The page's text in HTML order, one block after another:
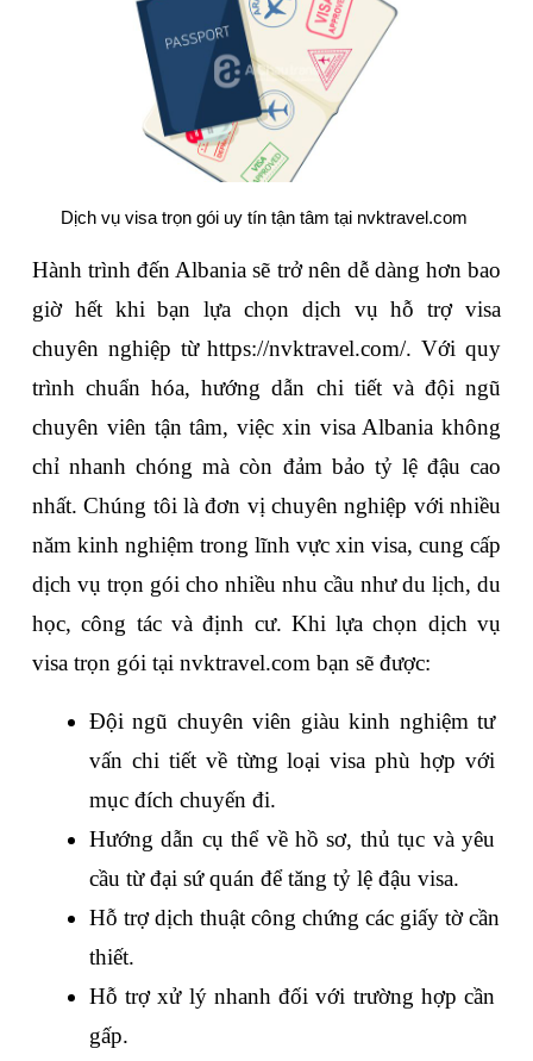
Dịch vụ visa trọn gói uy tín tận tâm tại nvktravel.com
Hành trình đến Albania sẽ trở nên dễ dàng hơn bao
giờ hết khi bạn lựa chọn dịch vụ hỗ trợ visa
chuyên nghiệp từ https://nvktravel.com/. Với quy
trình chuẩn hóa, hướng dẫn chi tiết và đội ngũ
chuyên viên tận tâm, việc xin visa Albania không
chỉ nhanh chóng mà còn đảm bảo tỷ lệ đậu cao
nhất. Chúng tôi là đơn vị chuyên nghiệp với nhiều
năm kinh nghiệm trong lĩnh vực xin visa, cung cấp
dịch vụ trọn gói cho nhiều nhu cầu như du lịch, du
học, công tác và định cư. Khi lựa chọn dịch vụ
visa trọn gói tại nvktravel.com bạn sẽ được:
Đội ngũ chuyên viên giàu kinh nghiệm tư
vấn chi tiết về từng loại visa phù hợp với
mục đích chuyến đi.
Hướng dẫn cụ thể về hồ sơ, thủ tục và yêu
cầu từ đại sứ quán để tăng tỷ lệ đậu visa.
Hỗ trợ dịch thuật công chứng các giấy tờ cần
thiết.
Hỗ trợ xử lý nhanh đối với trường hợp cần
gấp.